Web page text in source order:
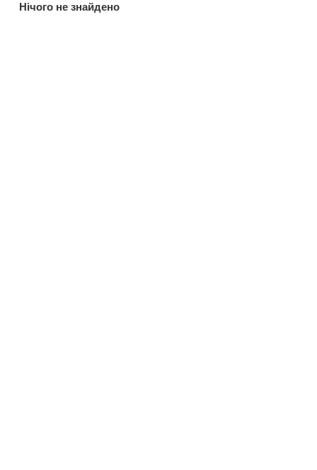
Нiчого не знайдено